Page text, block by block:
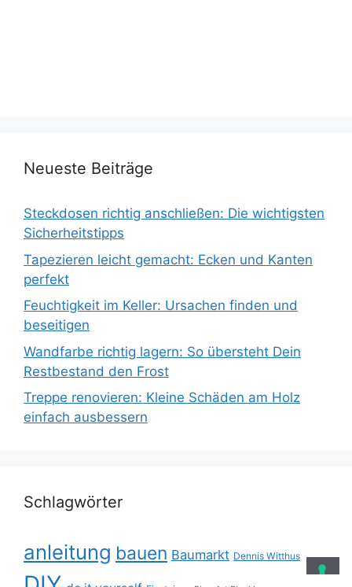
Neueste Beiträge
Steckdosen richtig anschließen: Die wichtigsten
Sicherheitstipps
Tapezieren leicht gemacht: Ecken und Kanten
perfekt
Feuchtigkeit im Keller: Ursachen finden und
beseitigen
Wandfarbe richtig lagern: So übersteht Dein
Restbestand den Frost
Treppe renovieren: Kleine Schäden am Holz
einfach ausbessern
Schlagwörter
anleitung bauen Baumarkt Dennis Witthus